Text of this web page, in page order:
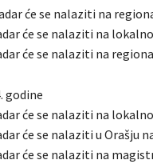
će se nalaziti na
će se nalaziti na
će se nalaziti na
godine
će se nalaziti na
će se nalaziti u Orašju
će se nalaziti na